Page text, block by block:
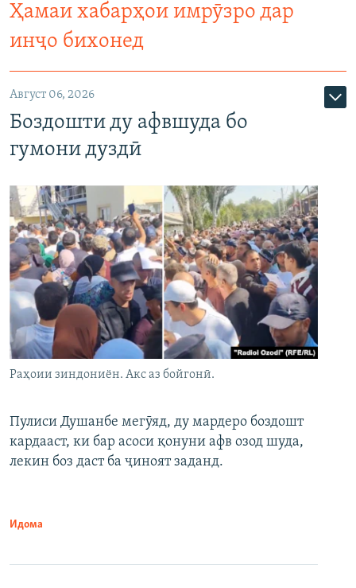
Ҳамаи хабарҳои имрӯзро дар
инҷо бихонед
Август 06, 2026
Боздошти ду афвшуда бо
гумони дуздӣ
Раҳоии зиндониён. Акс аз бойгонӣ.
Пулиси Душанбе мегӯяд, ду мардеро боздошт
кардааст, ки бар асоси қонуни афв озод шуда,
лекин боз даст ба ҷиноят заданд.
Идома